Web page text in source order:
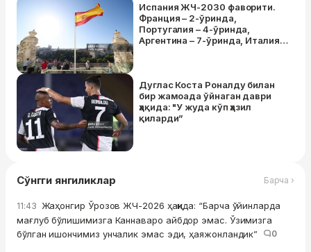
Испания ЖЧ-2030 фаворити.
Франция – 2-ўринда,
Португалия – 4-ўринда,
Аргентина – 7-ўринда, Италия –
Дуглас Коста Роналду билан
бир жамоада ўйнаган даври
ҳақида: "У жуда кўп ҳазил
қиларди”
Сўнгги янгиликлар Барча ›
11:43 Жаҳонгир Ўрозов ЖЧ-2026 ҳақида: “Барча ўйинларда
мағлуб бўлишимизга Каннаваро айбдор эмас. Ўзимизга
бўлган ишончимиз унчалик эмас эди, ҳаяжонландик”
0